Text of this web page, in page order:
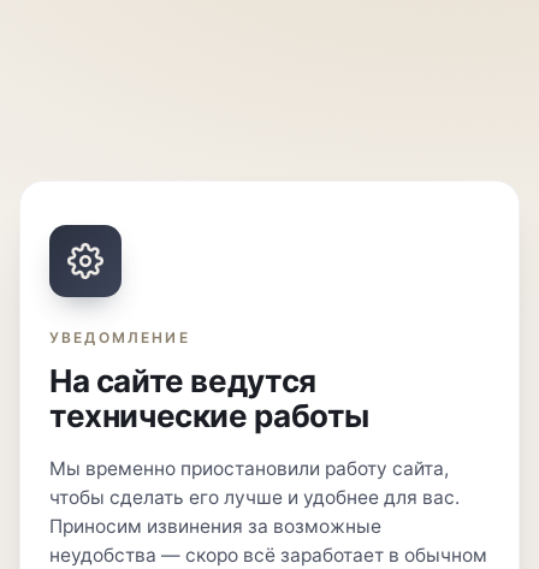
УВЕДОМЛЕНИЕ
На сайте ведутся
технические работы
Мы временно приостановили работу сайта,
чтобы сделать его лучше и удобнее для вас.
Приносим извинения за возможные
неудобства — скоро всё заработает в обычном